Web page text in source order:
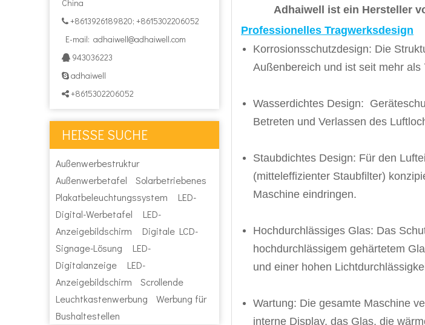
China
 +8613926189820; +8615302206052
E-mail: adhaiwell@adhaiwell.com
 943036223
 adhaiwell
 +8615302206052
HEISSE SUCHE
Außenwerbestruktur
Außenwerbetafel
Solarbetriebenes
Plakatbeleuchtungssystem
LED-
Digital-Werbetafel
LED-
Anzeigebildschirm
Digitale LCD-
Signage-Lösung
LED-
Digitalanzeige
LED-
Anzeigebildschirm
Scrollende
Leuchtkastenwerbung
Werbung für
Bushaltestellen
Adhaiwell ist ein Hersteller
Professionelles Tragwerksdesign
Korrosionsschutzdesign: Die
Außenbereich und ist seit mehr
Wasserdichtes Design:
Betreten und Verlassen des
Staubdichtes Design: Für den
(mitteleffizienter Staubfilter)
Maschine eindringen.
Hochdurchlässiges Glas: Das
hochdurchlässigem gehärtetem
und einer hohen
Wartung: Die gesamte Maschine
interne Display, das Glas, die